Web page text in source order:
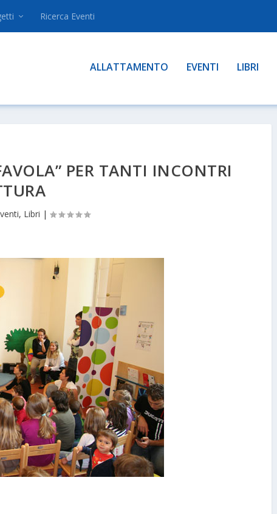
Ricerca Eventi
ALLATTAMENTO EVENTI LIBRI
PER TANTI INCONTRI
, Libri |